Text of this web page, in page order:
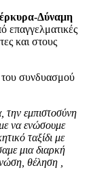
Δύναμη
επαγγελματικές
και στους
του συνδυασμού
την εμπιστοσύνη
να ενώσουμε
ταξίδι με
μια διαρκή
θέληση ,